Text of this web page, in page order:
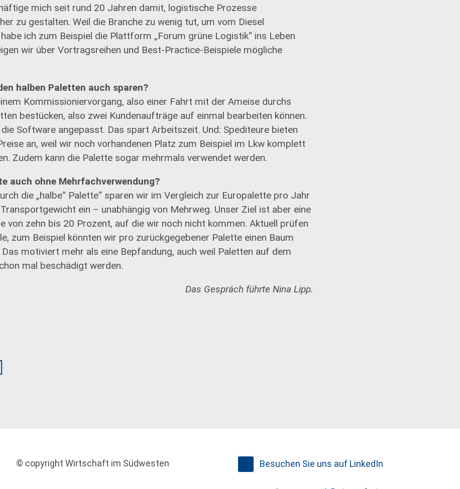
mich seit rund 20 Jahren damit, logistische Prozesse
zu gestalten. Weil die Branche zu wenig tut, um vom Diesel
ich zum Beispiel die Plattform „Forum grüne Logistik“ ins Leben
wir über Vortragsreihen und Best-Practice-Beispiele mögliche
halben Paletten auch sparen?
Kommissioniervorgang, also einer Fahrt mit der Ameise durchs
bestücken, also zwei Kundenaufträge auf einmal bearbeiten können.
Software angepasst. Das spart Arbeitszeit. Und: Spediteure bieten
an, weil wir noch vorhandenen Platz zum Beispiel im Lkw komplett
Zudem kann die Palette sogar mehrmals verwendet werden.
auch ohne Mehrfachverwendung?
die „halbe“ Palette“ sparen wir im Vergleich zur Europalette pro Jahr
ein – unabhängig von Mehrweg. Unser Ziel ist aber eine
von zehn bis 20 Prozent, auf die wir noch nicht kommen. Aktuell prüfen
zum Beispiel könnten wir pro zurückgegebener Palette einen Baum
motiviert mehr als eine Bepfandung, auch weil Paletten auf dem
mal beschädigt werden.
Das Gespräch führte Nina Lipp.
© copyright Wirtschaft im Südwesten Besuchen Sie uns auf LinkedIn